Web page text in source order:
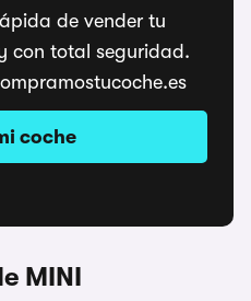
de vender tu
con total seguridad.
coche
MINI